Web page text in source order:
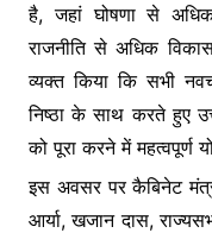
है, जहां घोषणा से
राजनीति से अधिक
व्यक्त किया कि सभी
निष्ठा के साथ करते हुए
को पूरा करने में महत्वपूर्ण
इस अवसर पर कैबिनेट
आर्या, खजान दास,